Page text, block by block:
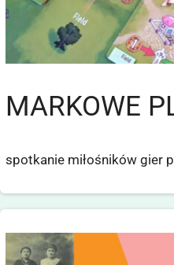
MARKOWE
spotkanie miłośników gier